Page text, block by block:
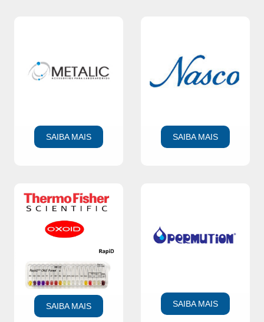
SAIBA MAIS SAIBA MAIS
SAIBA MAIS SAIBA MAIS